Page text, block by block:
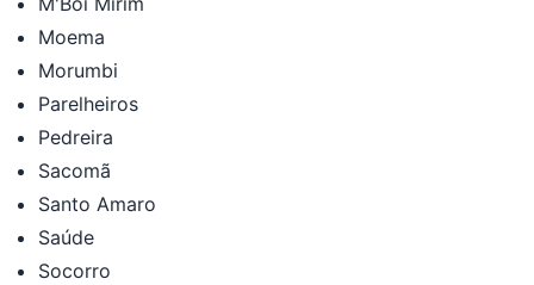
Moema
Morumbi
Parelheiros
Pedreira
Sacomã
Santo Amaro
Saúde
Socorro